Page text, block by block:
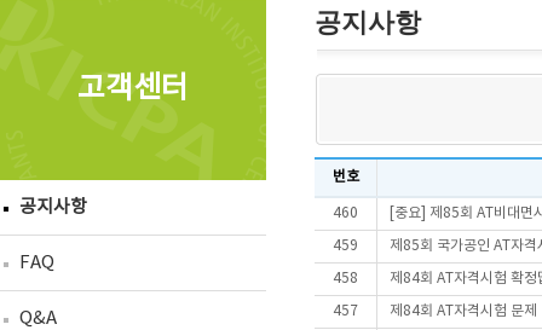
고객센터
공지사항
FAQ
Q&A
공지사항
번호
460 [중요] 제85회 AT비대면
459 제85회 국가공인 AT자격
458 제84회 AT자격시험 확정
457 제84회 AT자격시험 문